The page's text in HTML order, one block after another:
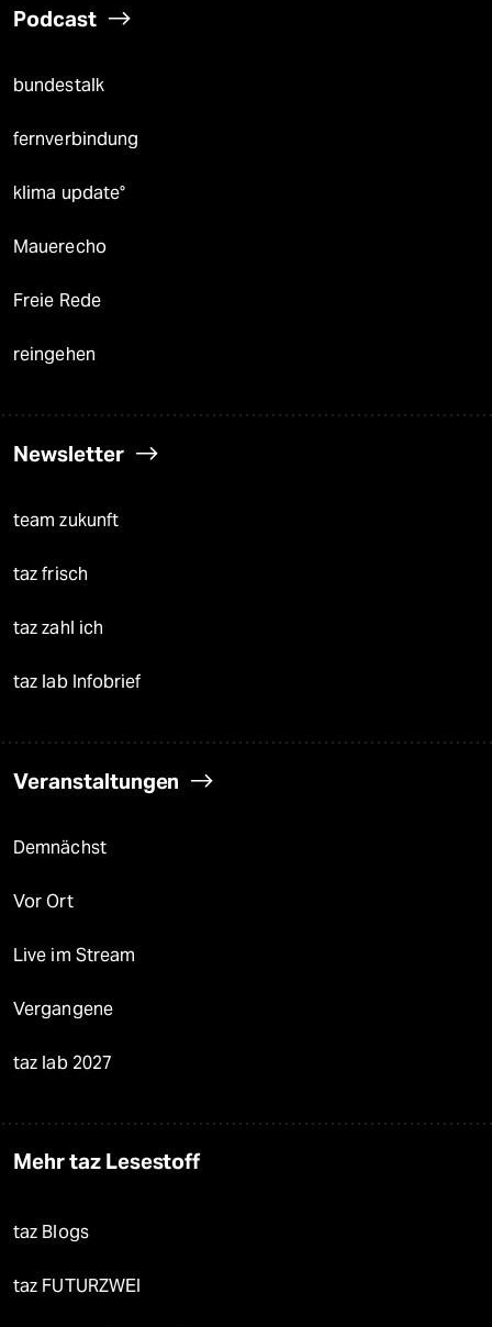
Podcast
bundestalk
fernverbindung
klima update°
Mauerecho
Freie Rede
reingehen
Newsletter
team zukunft
taz frisch
taz zahl ich
taz lab Infobrief
Veranstaltungen
Demnächst
Vor Ort
Live im Stream
Vergangene
taz lab 2027
Mehr taz Lesestoff
taz Blogs
taz FUTURZWEI